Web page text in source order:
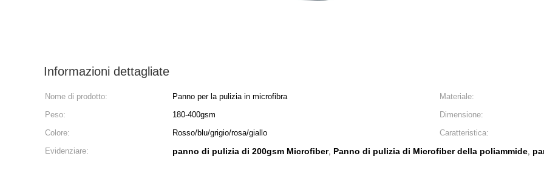
Informazioni dettagliate
Nome di prodotto: Panno per la pulizia in microfibra
Materiale:
Peso:
180-400gsm
Dimensione:
Colore:
Rosso/blu/grigio/rosa/giallo
Caratteristica:
Evidenziare:
panno di pulizia di 200gsm Microfiber, Panno di pulizia di Microfiber della poliammide,